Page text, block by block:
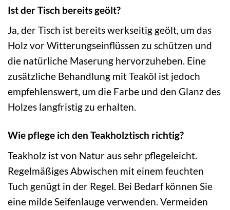
Ist der Tisch bereits geölt?
Ja, der Tisch ist bereits werkseitig geölt, um das
Holz vor Witterungseinflüssen zu schützen und
die natürliche Maserung hervorzuheben. Eine
zusätzliche Behandlung mit Teaköl ist jedoch
empfehlenswert, um die Farbe und den Glanz des
Holzes langfristig zu erhalten.
Wie pflege ich den Teakholztisch richtig?
Teakholz ist von Natur aus sehr pflegeleicht.
Regelmäßiges Abwischen mit einem feuchten
Tuch genügt in der Regel. Bei Bedarf können Sie
eine milde Seifenlauge verwenden. Vermeiden